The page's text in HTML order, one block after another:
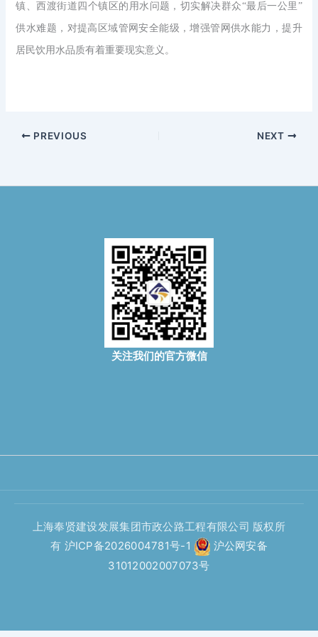
镇、西渡街道四个镇区的用水问题，切实解决群众“最后一公里”
供水难题，对提高区域管网安全能级，增强管网供水能力，提升
居民饮用水品质有着重要现实意义。
PREVIOUS NEXT
关注我们的官方微信
上海奉贤建设发展集团市政公路工程有限公司 版权所
有 沪ICP备2026004781号-1
沪公网安备
31012002007073号